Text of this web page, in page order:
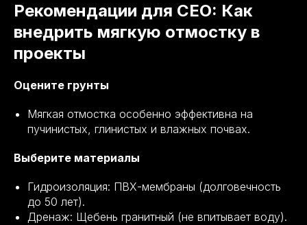
Рекомендации для CEO: Как
внедрить мягкую отмостку в
проекты
Оцените грунты
Мягкая отмостка особенно эффективна на
пучинистых, глинистых и влажных почвах.
Выберите материалы
Гидроизоляция: ПВХ-мембраны (долговечность
до 50 лет).
Дренаж: Щебень гранитный (не впитывает воду).